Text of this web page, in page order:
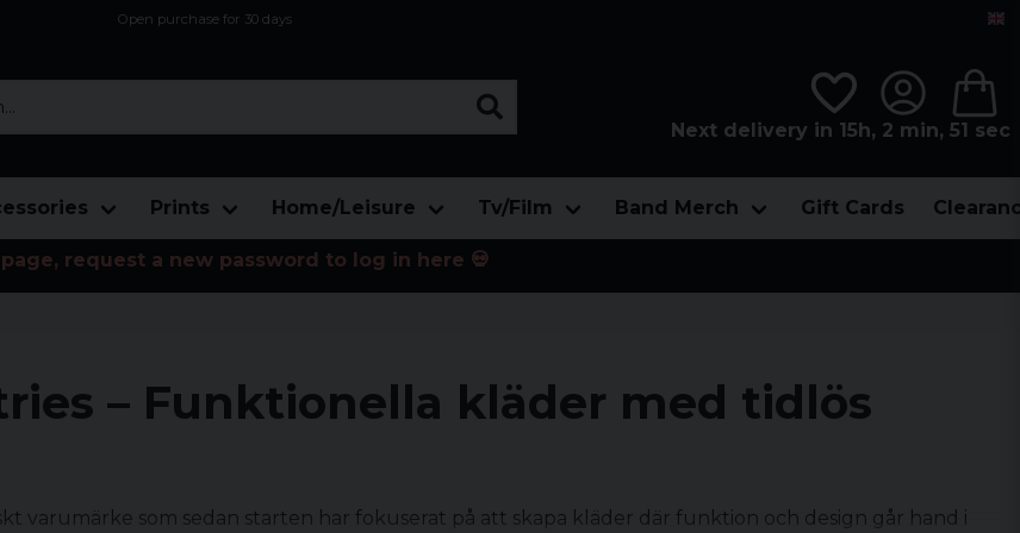
Open purchase for 30 days
Next delivery in 15h, 2 min, 49 sec
Prints Home/Leisure Tv/Film Band Merch Gift Cards
request a new password to log in here 💀
– Funktionella kläder med tidlös
varumärke som sedan starten har fokuserat på att skapa kläder där funktion och design går hand i